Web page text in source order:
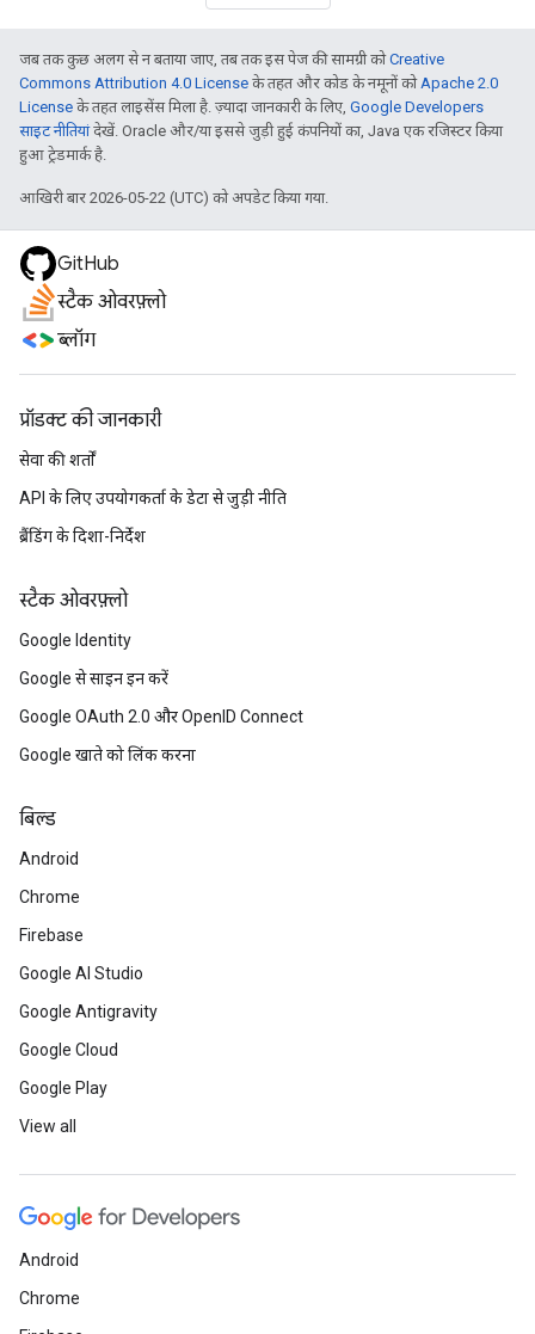
जब तक कुछ अलग से न बताया जाए, तब तक इस पेज की सामग्री कोCreative
Commons Attribution 4.0 License के तहत और कोड के नमूनों कोApache 2.0
License के तहत लाइसेंस मिला है. ज़्यादा जानकारी के लिए, Google Developers
साइट नीतियांदेखें. Oracle और/या इससे जुड़ी हुई कंपनियों का, Java एक रजिस्टर किया
हुआ ट्रेडमार्क है.
आखिरी बार 2026-05-22 (UTC) को अपडेट किया गया.
GitHub
स्टैक ओवरफ़्लो
ब्लॉग
प्रॉडक्ट की जानकारी
सेवा की शर्तों
API के लिए उपयोगकर्ता के डेटा से जुड़ी नीति
ब्रैंडिंग के दिशा-निर्देश
स्टैक ओवरफ़्लो
Google Identity
Google से साइन इन करें
Google OAuth 2.0 और OpenID Connect
Google खाते को लिंक करना
बिल्ड
Android
Chrome
Firebase
Google AI Studio
Google Antigravity
Google Cloud
Google Play
View all
Android
Chrome